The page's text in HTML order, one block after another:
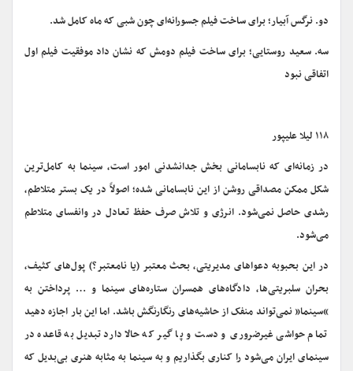
دو. نرگس آبیار؛ برای ساخت فیلم جسورانه‌ای چون شبی که ماه کامل شد.
سه. سعید روستایی؛ برای ساخت فیلم دومش که نشان داد موفقیت فیلم اول
اتفاقی نبود
۱۱۸ لیلا علیپور
در زمانه‌ای که نابسامانی بخش جدانشدنی امور است، سینما به کامل‌ترین
شکل ممکن مصداقی روشن از این نابسامانی شده؛ اصولاً در یک بستر متلاطم،
رشدی حاصل نمی‌شود. انرژی و تلاش صرف حفظ تعادل در وانفسای متلاطم
می‌شود.
در این بحبوبه دعواهای مدیریتی، بحث معتبر (یا نامعتبر؟) پول‌های کثیف،
بحران سلبریتی‌ها، دادگاه‌های همسران ستاره‌های سینما و … پرداختن به
“سینما” نمی‌تواند منفک از حاشیه‌های رنگارنگش باشد. اما این بار اجازه دهید
تمام حواشی غیرضروری و دست و پا گیر که حالا دارد تبدیل به قاعده در
سینمای ایران می‌شود را کناری بگذاریم و به سینما به مثابه هنری بی‌بدیل که